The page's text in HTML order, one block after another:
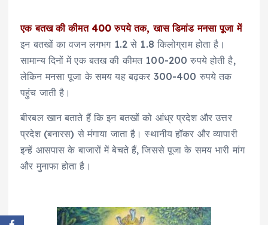
एक बतख की कीमत 400 रुपये तक, खास डिमांड मनसा पूजा में
इन बतखों का वजन लगभग 1.2 से 1.8 किलोग्राम होता है।
सामान्य दिनों में एक बतख की कीमत 100-200 रुपये होती है,
लेकिन मनसा पूजा के समय यह बढ़कर 300-400 रुपये तक
पहुंच जाती है।
बीरबल खान बताते हैं कि इन बतखों को आंध्र प्रदेश और उत्तर
प्रदेश (बनारस) से मंगाया जाता है। स्थानीय हॉकर और व्यापारी
इन्हें आसपास के बाजारों में बेचते हैं, जिससे पूजा के समय भारी मांग
और मुनाफा होता है।